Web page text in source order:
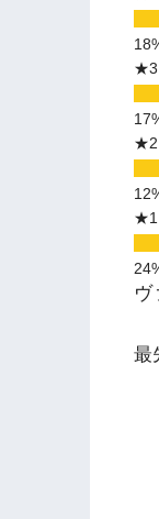
★3
★2
★1
ヴ
最